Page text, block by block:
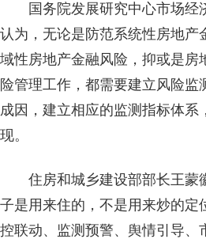
国务院发展研究中心市场经
认为，无论是防范系统性房地产
域性房地产金融风险，抑或是房
险管理工作，都需要建立风险监
成因，建立相应的监测指标体系
现。
住房和城乡建设部部长王蒙
子是用来住的，不是用来炒的定
控联动、监测预警、舆情引导、